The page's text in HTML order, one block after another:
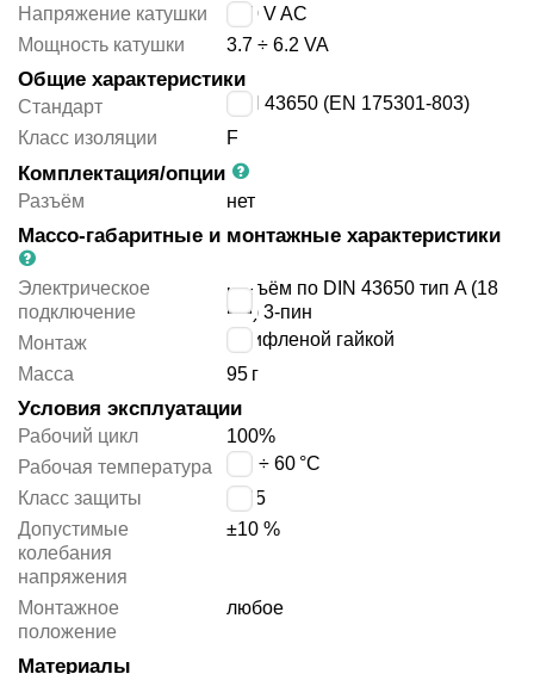
Напряжение катушки
230 V AC
Мощность катушки
3.7 ÷ 6.2 VA
Общие характеристики
Стандарт
DIN 43650 (EN 175301-803)
Класс изоляции
F
Комплектация/опции
Разъём нет
Массо-габаритные и монтажные характеристики
Электрическое
подключение
разъём по DIN 43650 тип A (18
мм) 3-пин
Монтаж
с рифленой гайкой
Масса
95 г
Условия эксплуатации
Рабочий цикл
100%
Рабочая температура
-20 ÷ 60 °C
Класс защиты
IP65
Допустимые
колебания
напряжения
±10 %
Монтажное
положение
любое
Материалы